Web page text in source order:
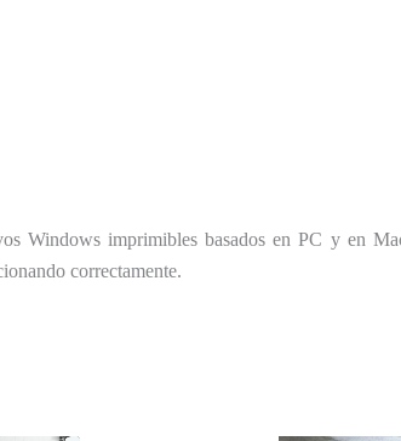
Windows imprimibles basados ​​en PC y en
correctamente.